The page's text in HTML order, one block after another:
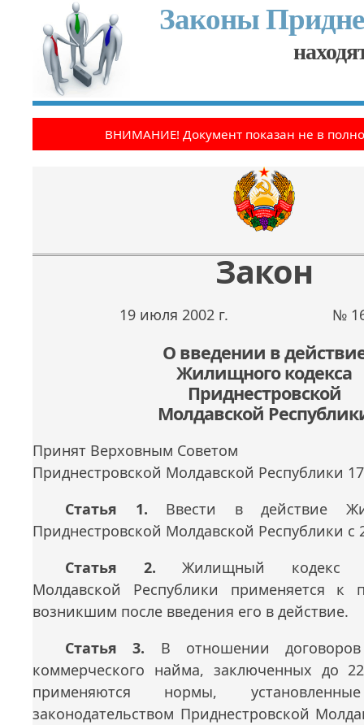
Законы
ВНИМАНИЕ! Документ показан не в
Закон
19 июля 2002 г. №
О введении в
Жилищного кодекса
Приднестровской
Молдавской
Принят Верховным Советом
Приднестровской Молдавской Республики
Статья 1. Ввести в действие
Приднестровской Молдавской Республики с
Статья 2. Жилищный кодекс
Молдавской Республики применяется к
возникшим после введения его в действие.
Статья 3. В отношении
коммерческого найма, заключенных до
применяются нормы,
законодательством Приднестровской